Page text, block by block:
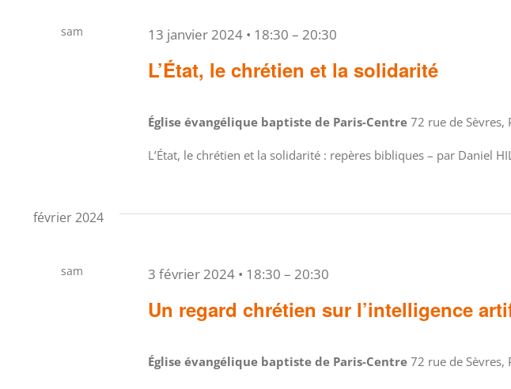
sam
L’État, le chrétien et la solidarité
13 janvier 2024 • 18:30 – 20:30
Église évangélique baptiste de Paris-Centre72 rue de Sèvres,
L’État, le chrétien et la solidarité : repères bibliques – par Daniel
février 2024
sam
Un regard chrétien sur l’intelligence
3 février 2024 • 18:30 – 20:30
Église évangélique baptiste de Paris-Centre72 rue de Sèvres,